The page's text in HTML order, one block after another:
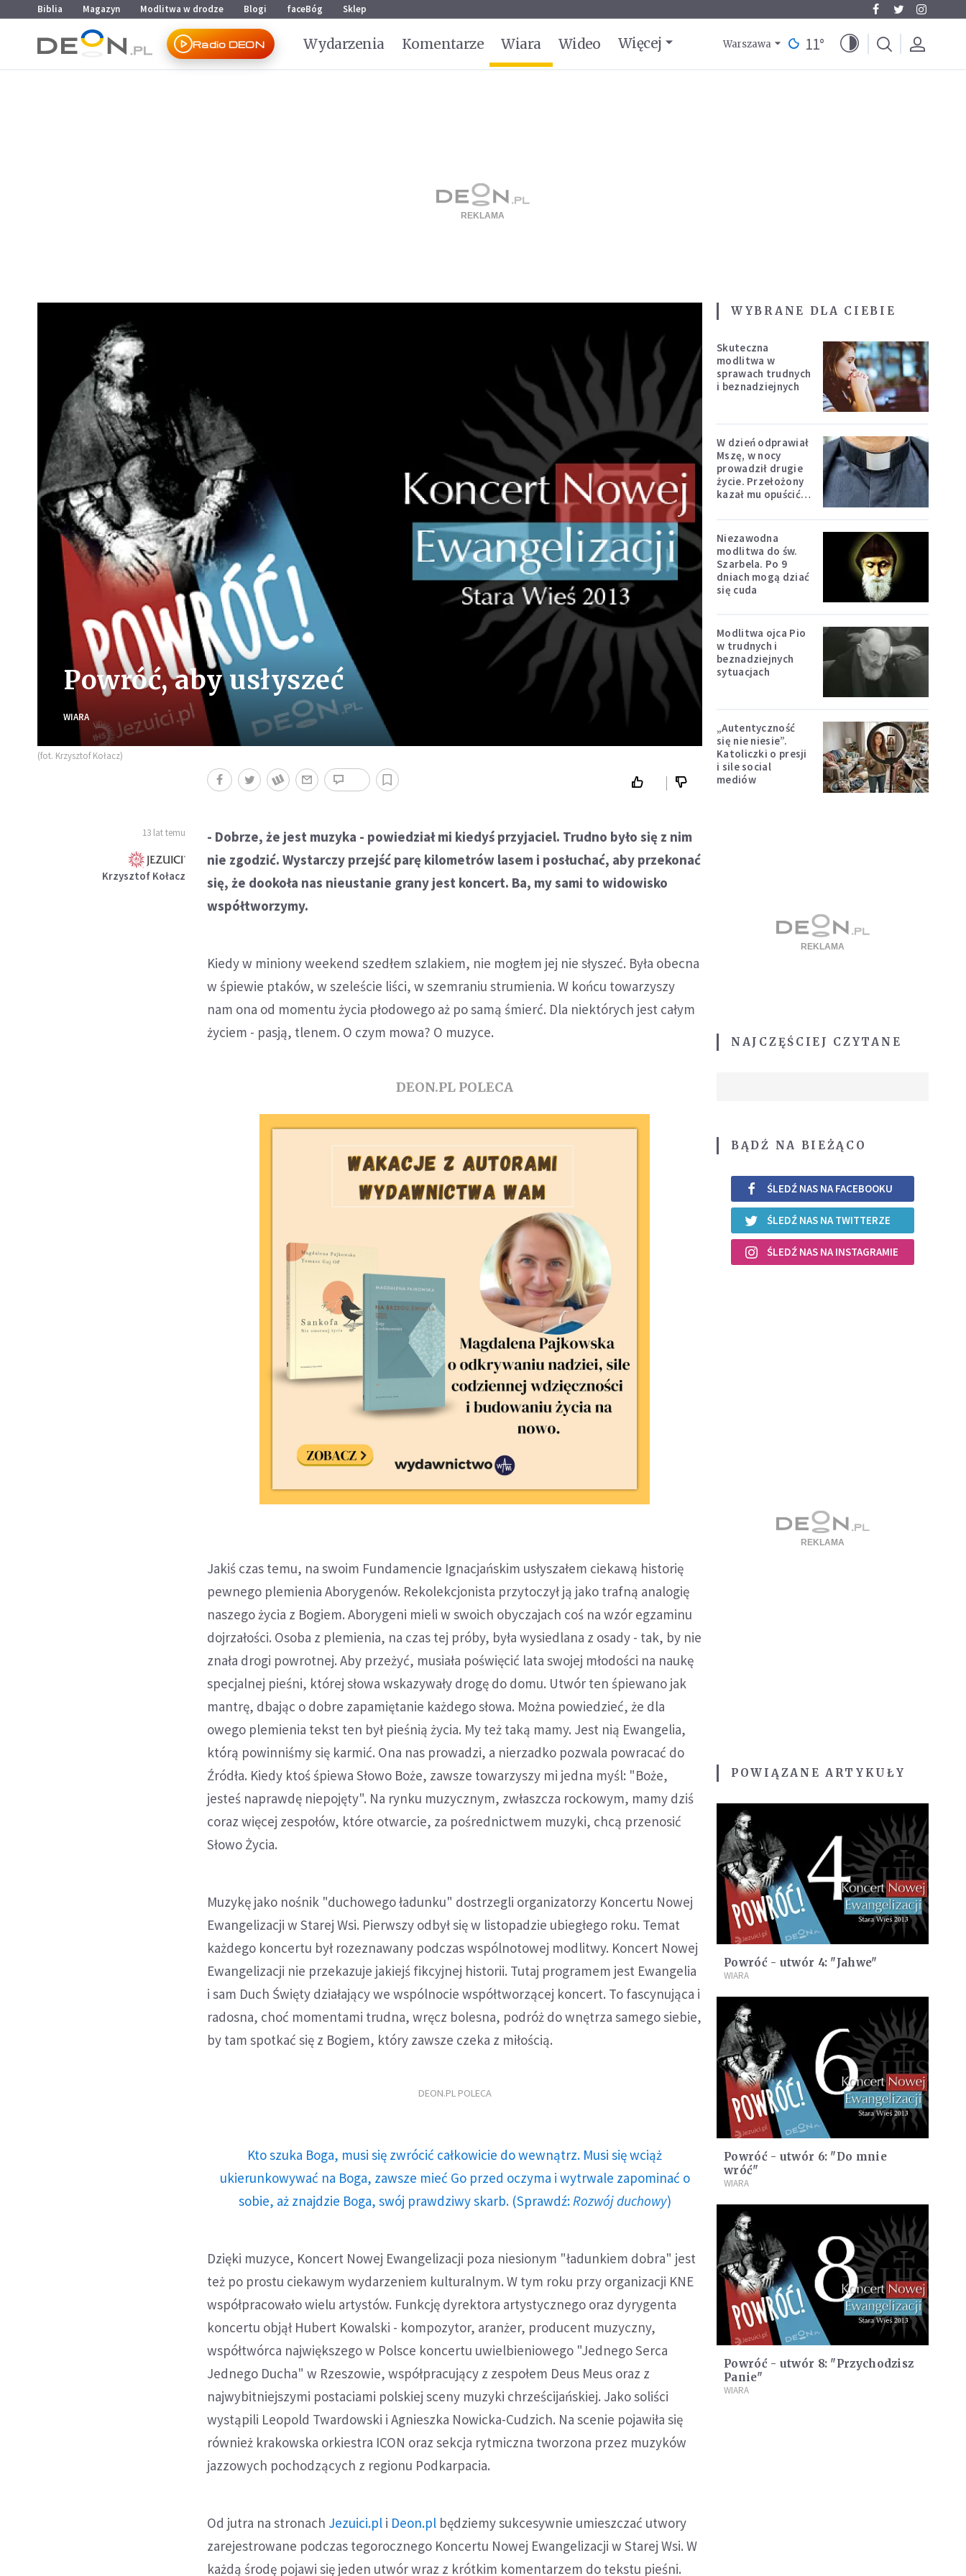
Przejdź do menu głównego
Przejdź do treści
Biblia Magazyn Modlitwa w drodze Blogi faceBóg Sklep
Radio DEON Wydarzenia Komentarze Wiara Wideo Więcej Warszawa 11°
Powróć, aby usłyszeć
WIARA
(fot. Krzysztof Kołacz)
13 lat temu
Krzysztof Kołacz
- Dobrze, że jest muzyka - powiedział mi kiedyś przyjaciel. Trudno było się z nim
nie zgodzić. Wystarczy przejść parę kilometrów lasem i posłuchać, aby przekonać
się, że dookoła nas nieustanie grany jest koncert. Ba, my sami to widowisko
współtworzymy.
Kiedy w miniony weekend szedłem szlakiem, nie mogłem jej nie słyszeć. Była obecna
w śpiewie ptaków, w szeleście liści, w szemraniu strumienia. W końcu towarzyszy
nam ona od momentu życia płodowego aż po samą śmierć. Dla niektórych jest całym
życiem - pasją, tlenem. O czym mowa? O muzyce.
DEON.PL POLECA
Jakiś czas temu, na swoim Fundamencie Ignacjańskim usłyszałem ciekawą historię
pewnego plemienia Aborygenów. Rekolekcjonista przytoczył ją jako trafną analogię
naszego życia z Bogiem. Aborygeni mieli w swoich obyczajach coś na wzór egzaminu
dojrzałości. Osoba z plemienia, na czas tej próby, była wysiedlana z osady - tak, by nie
znała drogi powrotnej. Aby przeżyć, musiała poświęcić lata swojej młodości na naukę
specjalnej pieśni, której słowa wskazywały drogę do domu. Utwór ten śpiewano jak
mantrę, dbając o dobre zapamiętanie każdego słowa. Można powiedzieć, że dla
owego plemienia tekst ten był pieśnią życia. My też taką mamy. Jest nią Ewangelia,
którą powinniśmy się karmić. Ona nas prowadzi, a nierzadko pozwala powracać do
Źródła. Kiedy ktoś śpiewa Słowo Boże, zawsze towarzyszy mi jedna myśl: "Boże,
jesteś naprawdę niepojęty". Na rynku muzycznym, zwłaszcza rockowym, mamy dziś
coraz więcej zespołów, które otwarcie, za pośrednictwem muzyki, chcą przenosić
Słowo Życia.
Muzykę jako nośnik "duchowego ładunku" dostrzegli organizatorzy Koncertu Nowej
Ewangelizacji w Starej Wsi. Pierwszy odbył się w listopadzie ubiegłego roku. Temat
każdego koncertu był rozeznawany podczas wspólnotowej modlitwy. Koncert Nowej
Ewangelizacji nie przekazuje jakiejś fikcyjnej historii. Tutaj programem jest Ewangelia
i sam Duch Święty działający we wspólnocie współtworzącej koncert. To fascynująca i
radosna, choć momentami trudna, wręcz bolesna, podróż do wnętrza samego siebie,
by tam spotkać się z Bogiem, który zawsze czeka z miłością.
DEON.PL POLECA
Kto szuka Boga, musi się zwrócić całkowicie do wewnątrz. Musi się wciąż
ukierunkowywać na Boga, zawsze mieć Go przed oczyma i wytrwale zapominać o
sobie, aż znajdzie Boga, swój prawdziwy skarb. (Sprawdź: Rozwój duchowy)
Dzięki muzyce, Koncert Nowej Ewangelizacji poza niesionym "ładunkiem dobra" jest
też po prostu ciekawym wydarzeniem kulturalnym. W tym roku przy organizacji KNE
współpracowało wielu artystów. Funkcję dyrektora artystycznego oraz dyrygenta
koncertu objął Hubert Kowalski - kompozytor, aranżer, producent muzyczny,
współtwórca największego w Polsce koncertu uwielbieniowego "Jednego Serca
Jednego Ducha" w Rzeszowie, współpracujący z zespołem Deus Meus oraz z
najwybitniejszymi postaciami polskiej sceny muzyki chrześcijańskiej. Jako soliści
wystąpili Leopold Twardowski i Agnieszka Nowicka-Cudzich. Na scenie pojawiła się
również krakowska orkiestra ICON oraz sekcja rytmiczna tworzona przez muzyków
jazzowych pochodzących z regionu Podkarpacia.
Od jutra na stronach Jezuici.pl i Deon.pl będziemy sukcesywnie umieszczać utwory
zarejestrowane podczas tegorocznego Koncertu Nowej Ewangelizacji w Starej Wsi. W
każdą środę pojawi się jeden utwór wraz z krótkim komentarzem do tekstu pieśni.
WYBRANE DLA CIEBIE
Skuteczna
modlitwa w
sprawach trudnych
i beznadziejnych
W dzień odprawiał
Mszę, w nocy
prowadził drugie
życie. Przełożony
kazał mu opuścić
Niezawodna
modlitwa do św.
Szarbela. Po 9
dniach mogą dziać
się cuda
Modlitwa ojca Pio
w trudnych i
beznadziejnych
sytuacjach
„Autentyczność
się nie niesie”.
Katoliczki o presji
i sile social
mediów
NAJCZĘŚCIEJ CZYTANE
BĄDŹ NA BIEŻĄCO
ŚLEDŹ NAS NA FACEBOOKU
ŚLEDŹ NAS NA TWITTERZE
ŚLEDŹ NAS NA INSTAGRAMIE
POWIĄZANE ARTYKUŁY
Powróć - utwór 4: "Jahwe"
WIARA
Powróć - utwór 6: "Do mnie
wróć"
WIARA
Powróć - utwór 8: "Przychodzisz
Panie"
WIARA